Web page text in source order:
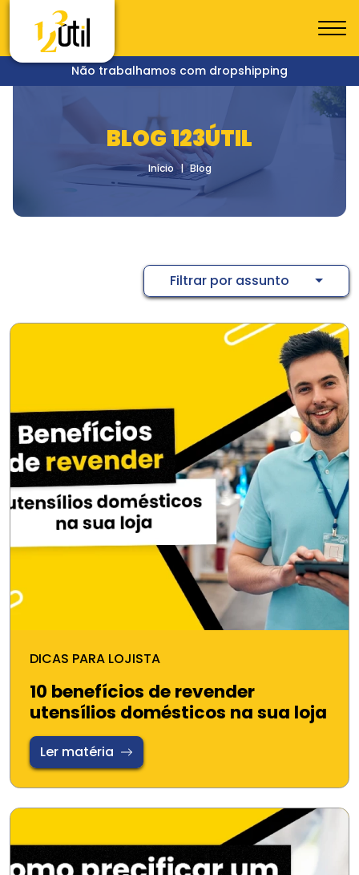
Não trabalhamos com dropshipping
BLOG 123ÚTIL
Início Blog
Filtrar por assunto
DICAS PARA LOJISTA
10 benefícios de revender
utensílios domésticos na sua loja
Ler matéria